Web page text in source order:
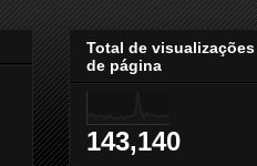
Total de visualizações
de página
143,140